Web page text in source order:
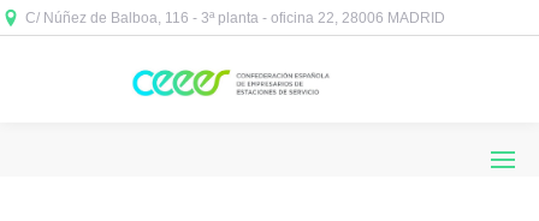
C/ Núñez de Balboa, 116 - 3ª planta - oficina 22, 28006 MADRID